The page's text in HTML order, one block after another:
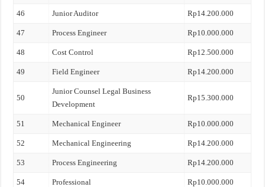
46 Junior Auditor Rp14.200.000
47 Process Engineer Rp10.000.000
48 Cost Control Rp12.500.000
49 Field Engineer Rp14.200.000
50
Junior Counsel Legal Business
Development
Rp15.300.000
51 Mechanical Engineer Rp10.000.000
52 Mechanical Engineering Rp14.200.000
53 Process Engineering Rp14.200.000
54 Professional Rp10.000.000